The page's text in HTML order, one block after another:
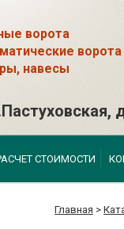
ворота
ворота
навесы
СТОИМОСТИ
Главная >